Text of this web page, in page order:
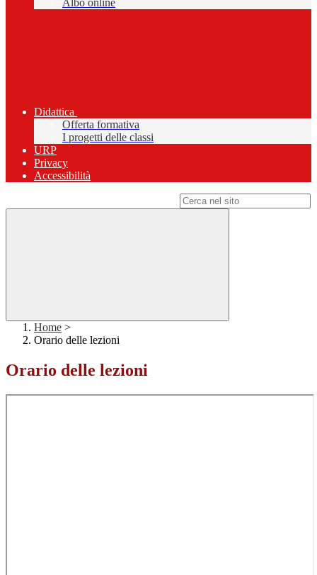
Albo online
Didattica
Offerta formativa
I progetti delle classi
URP
Privacy
Accessibilità
Home >
Orario delle lezioni
Orario delle lezioni